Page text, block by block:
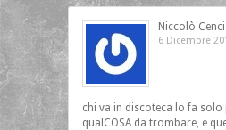
Niccolò Cenci
6 Dicembre
chi va in discoteca lo fa solo
qualCOSA da trombare, e